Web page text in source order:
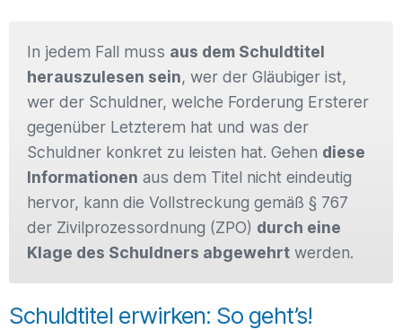
In jedem Fall muss aus dem Schuldtitel
herauszulesen sein, wer der Gläubiger ist,
wer der Schuldner, welche Forderung Ersterer
gegenüber Letzterem hat und was der
Schuldner konkret zu leisten hat. Gehen diese
Informationen aus dem Titel nicht eindeutig
hervor, kann die Vollstreckung gemäß § 767
der Zivilprozessordnung (ZPO) durch eine
Klage des Schuldners abgewehrt werden.
Schuldtitel erwirken: So geht’s!